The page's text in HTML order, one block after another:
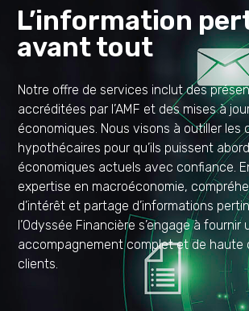
L’information
avant tout
Notre offre de services inclut des
accréditées par l’AMF et des mises à
économiques. Nous visons à outiller les
hypothécaires pour qu’ils puissent
économiques actuels avec confiance.
expertise en macroéconomie,
d’intérêt et partage d’informations
l’Odyssée Financière s’engage à fournir
accompagnement complet et de haute
clients.